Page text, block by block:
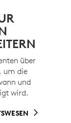
über
um die
und
wird.